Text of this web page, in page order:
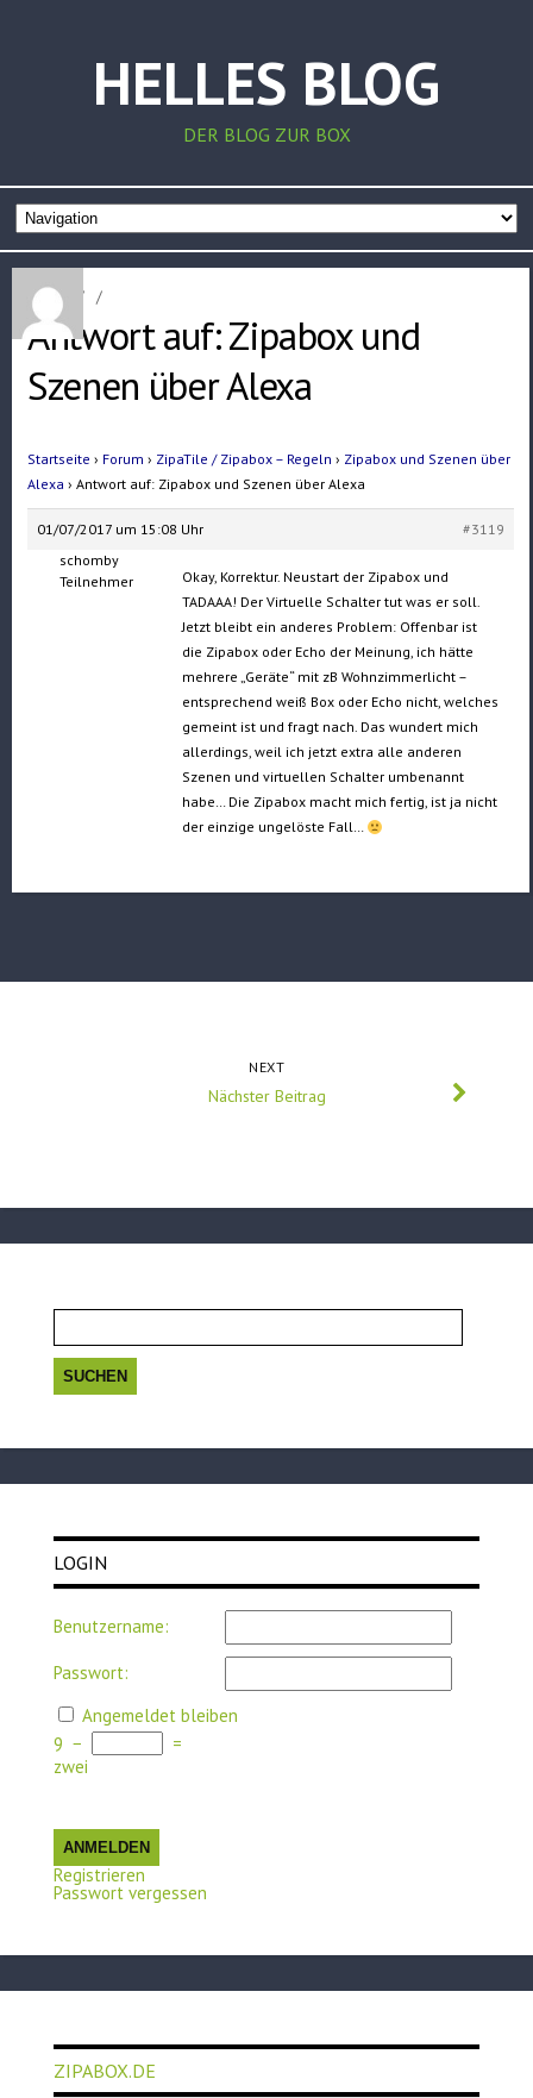
HELLES BLOG
DER BLOG ZUR BOX
Home / /
Antwort auf: Zipabox und
Szenen über Alexa
Startseite › Forum › ZipaTile / Zipabox – Regeln › Zipabox und Szenen über
Alexa › Antwort auf: Zipabox und Szenen über Alexa
01/07/2017 um 15:08 Uhr
#3119
schomby
Teilnehmer
Okay, Korrektur. Neustart der Zipabox und
TADAAA! Der Virtuelle Schalter tut was er soll.
Jetzt bleibt ein anderes Problem: Offenbar ist
die Zipabox oder Echo der Meinung, ich hätte
mehrere „Geräte“ mit zB Wohnzimmerlicht –
entsprechend weiß Box oder Echo nicht, welches
gemeint ist und fragt nach. Das wundert mich
allerdings, weil ich jetzt extra alle anderen
Szenen und virtuellen Schalter umbenannt
habe… Die Zipabox macht mich fertig, ist ja nicht
der einzige ungelöste Fall…
NEXT
Nächster Beitrag
nach:
LOGIN
Benutzername:
Passwort:
Angemeldet bleiben
9 −
=
zwei
ANMELDEN
Registrieren
Passwort vergessen
ZIPABOX.DE